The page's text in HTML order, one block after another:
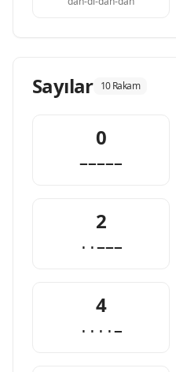
Sayılar 10 Rakam
0
−−−−−
2
··−−−
4
····−